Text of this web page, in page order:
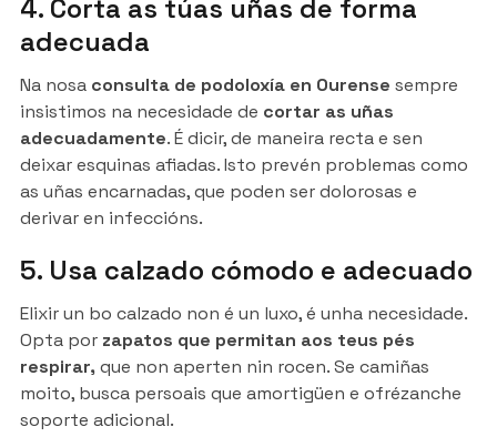
4. Corta as túas uñas de forma
adecuada
Na nosaconsulta de podoloxía en Ourense sempre
insistimos na necesidade de cortar as uñas
adecuadamente. É dicir, de maneira recta e sen
deixar esquinas afiadas. Isto prevén problemas como
as uñas encarnadas, que poden ser dolorosas e
derivar en infeccións.
5. Usa calzado cómodo e adecuado
Elixir un bo calzado non é un luxo, é unha necesidade.
Opta por zapatos que permitan aos teus pés
respirar,que non aperten nin rocen. Se camiñas
moito, busca persoais que amortigüen e ofrézanche
soporte adicional.